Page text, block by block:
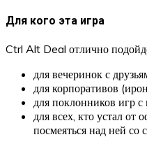
Для кого эта игра
Ctrl Alt Deal отлично
для вечеринок с
для корпоративов
для поклонников игр
для всех, кто устал от
посмеяться над ней со